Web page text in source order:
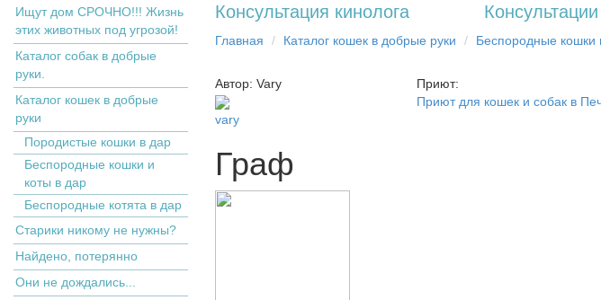
Ищут дом СРОЧНО!!! Жизнь
этих животных под угрозой!
Каталог собак в добрые
руки.
Кaтaлoг кoшек в дoбрыe
рyки
Пopoдистыe кoшки в дaр
Бecпopoдныe кoшки и
коты в дap
Беспородные котята в дар
Старики никому не нужны?
Найдено, потерянно
Они не дождались...
Консультация кинолога
Главная Кaтaлoг кoшек в дoбрыe рyки Бecпopoдныe кoшки
Автор: Vary
vary
Приют:
Приют для кошек и собак в
Граф